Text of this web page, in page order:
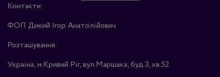
Контакти:
ФОП Дикий Ігор Анатолійович
Розташування:
Україна, м.Кривий Ріг, вул.Маршака, буд.3, кв.52